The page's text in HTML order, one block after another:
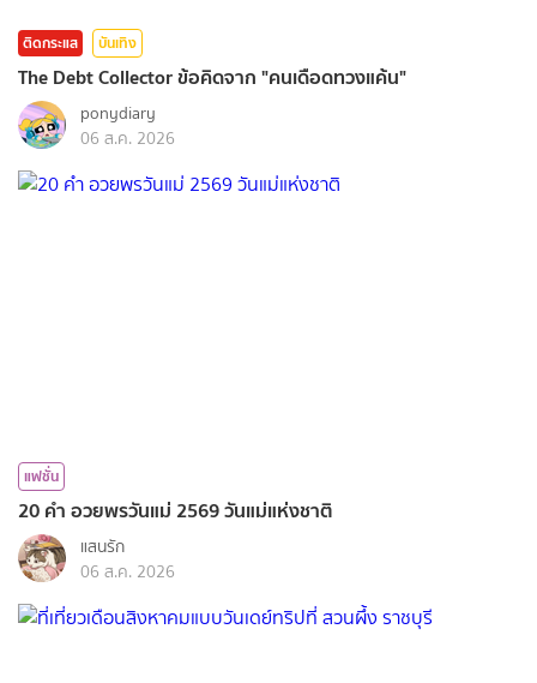
ติดกระแส บันเทิง
The Debt Collector ข้อคิดจาก "คนเดือดทวงแค้น"
ponydiary
06 ส.ค. 2026
แฟชั่น
20 คำ อวยพรวันแม่ 2569 วันแม่แห่งชาติ
แสนรัก
06 ส.ค. 2026